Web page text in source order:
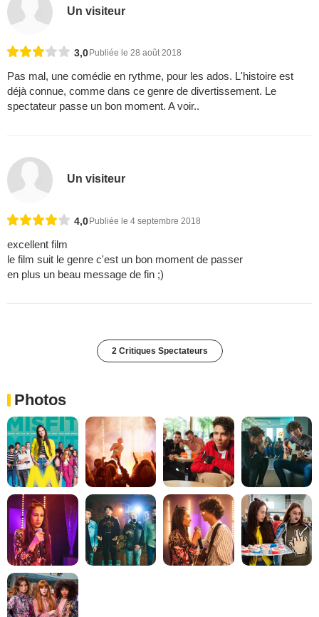
Un visiteur
3,0 Publiée le 28 août 2018
Pas mal, une comédie en rythme, pour les ados. L'histoire est
déjà connue, comme dans ce genre de divertissement. Le
spectateur passe un bon moment. A voir..
Un visiteur
4,0Publiée le 4 septembre 2018
excellent film
le film suit le genre c'est un bon moment de passer
en plus un beau message de fin ;)
2 Critiques Spectateurs
Photos